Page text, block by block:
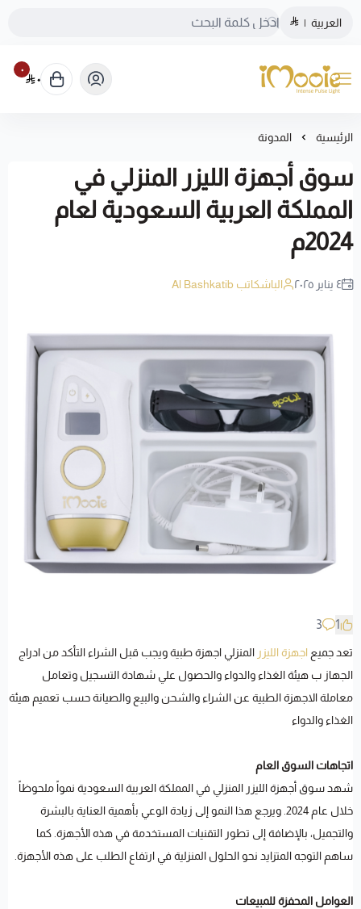
العربية |
الموقع الرسمي ليزر منزلي اي مووي
٠
٠
الرئيسية المدونة
سوق أجهزة الليزر المنزلي في
المملكة العربية السعودية لعام
2024م
٤ يناير ٢٠٢٥ الباشكاتب Al Bashkatib
1
3
تعد جميع اجهزة الليزر المنزلي اجهزة طبية ويجب قبل الشراء التأكد من ادراج
الجهاز ب هيئة الغذاء والدواء والحصول علي شهادة التسجيل وتعامل
معاملة الاجهزة الطبية عن الشراء والشحن والبيع والصيانة حسب تعميم هيئة
الغذاء والدواء
اتجاهات السوق العام
شهد سوق أجهزة الليزر المنزلي في المملكة العربية السعودية نمواً ملحوظاً
خلال عام 2024. ويرجع هذا النمو إلى زيادة الوعي بأهمية العناية بالبشرة
والتجميل، بالإضافة إلى تطور التقنيات المستخدمة في هذه الأجهزة. كما
ساهم التوجه المتزايد نحو الحلول المنزلية في ارتفاع الطلب على هذه الأجهزة.
العوامل المحفزة للمبيعات